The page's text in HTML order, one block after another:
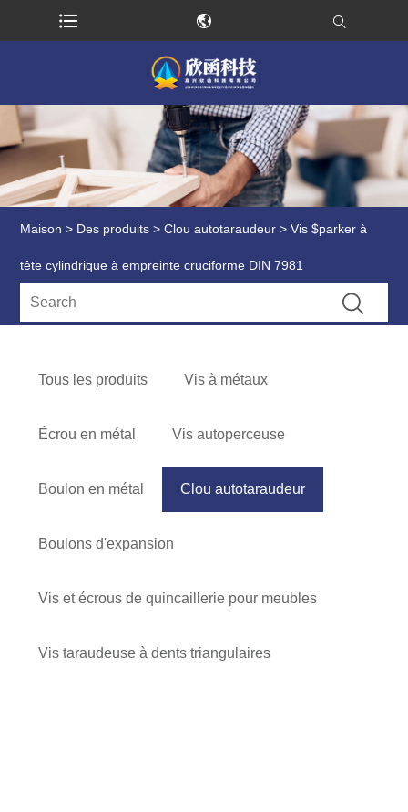
Maison > Des produits >Clou autotaraudeur > Vis $parker à
tête cylindrique à empreinte cruciforme DIN 7981
Tous les produits Vis à métaux
Écrou en métal Vis autoperceuse
Boulon en métal Clou autotaraudeur
Boulons d'expansion
Vis et écrous de quincaillerie pour meubles
Vis taraudeuse à dents triangulaires